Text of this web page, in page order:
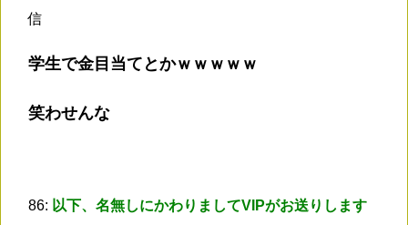
信
学生で金目当てとかｗｗｗｗｗ
笑わせんな
86: 以下、名無しにかわりましてVIPがお送りします